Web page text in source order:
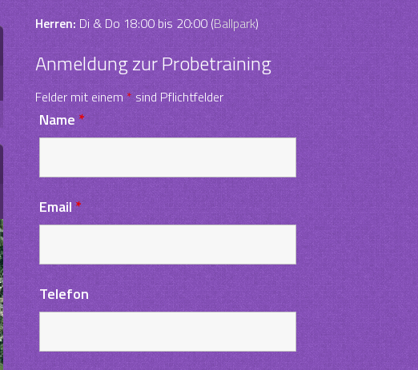
Herren:Di & Do 18:00 bis 20:00 (Ballpark)
Anmeldung zur Probetraining
Felder mit einem*sind Pflichtfelder
Name*
Email *
Telefon